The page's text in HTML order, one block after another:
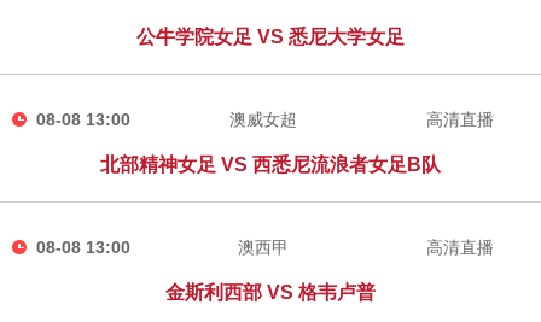
公牛学院女足 VS 悉尼大学女足
08-08 13:00 澳威女超
北部精神女足 VS 西悉尼流浪者女足B队
高清直播
08-08 13:00 澳西甲
金斯利西部 VS 格韦卢普
高清直播